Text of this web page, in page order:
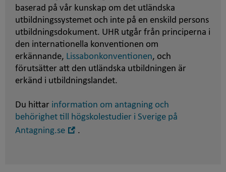
baserad på vår kunskap om det utländska
utbildningssystemet och inte på en enskild persons
utbildningsdokument. UHR utgår från principerna i
den internationella konventionen om
erkännande, Lissabonkonventionen, och
förutsätter att den utländska utbildningen är
erkänd i utbildningslandet.
Du hittar information om antagning och
behörighet till högskolestudier i Sverige på
Antagning.se
.